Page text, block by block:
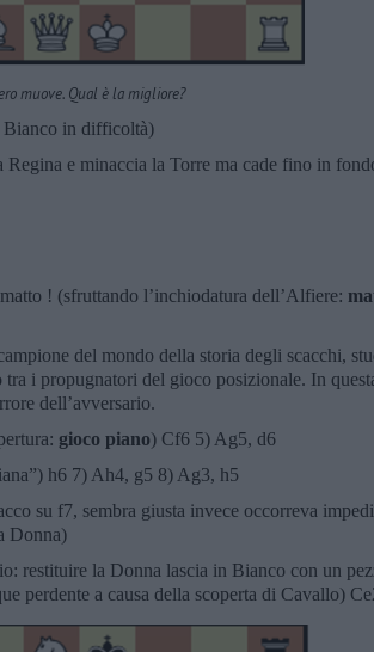
muove. Qual è la migliore?
in difficoltà)
e minaccia la Torre ma cade fino in
! (sfruttando l’inchiodatura dell’Alfiere:
del mondo della storia degli scacchi,
tra i propugnatori del gioco posizionale. In
dell’avversario.
gioco piano) Cf6 5) Ag5, d6
h6 7) Ah4, g5 8) Ag3, h5
su f7, sembra giusta invece occorreva
Donna)
restituire la Donna lascia in Bianco con un
perdente a causa della scoperta di Cavallo)